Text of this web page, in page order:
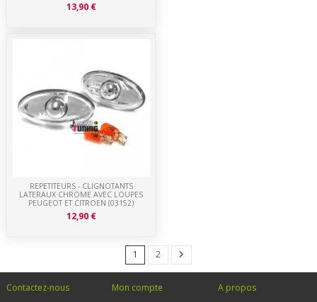
REPETITEURS - CLIGNOTANTS
LATERAUX CHROME AVEC LOUPES
PEUGEOT ET CITROEN (03152)
12,90 €
13,90 €
1 2
Contactez-nous Mon compte A propos